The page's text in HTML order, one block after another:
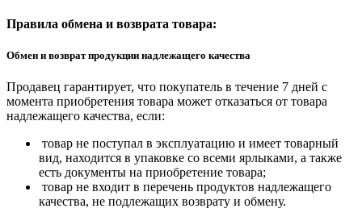
Правила обмена и возврата товара:
Обмен и возврат продукции надлежащего качества
Продавец гарантирует, что покупатель в течение 7 дней с
момента приобретения товара может отказаться от товара
надлежащего качества, если:
товар не поступал в эксплуатацию и имеет товарный
вид, находится в упаковке со всеми ярлыками, а также
есть документы на приобретение товара;
товар не входит в перечень продуктов надлежащего
качества, не подлежащих возврату и обмену.